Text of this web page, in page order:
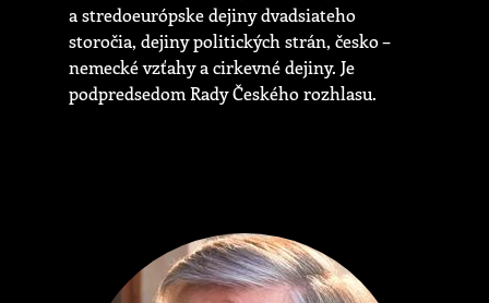
a stredoeurópske dejiny dvadsiateho
storočia, dejiny politických strán, česko –
nemecké vzťahy a cirkevné dejiny. Je
podpredsedom Rady Českého rozhlasu.